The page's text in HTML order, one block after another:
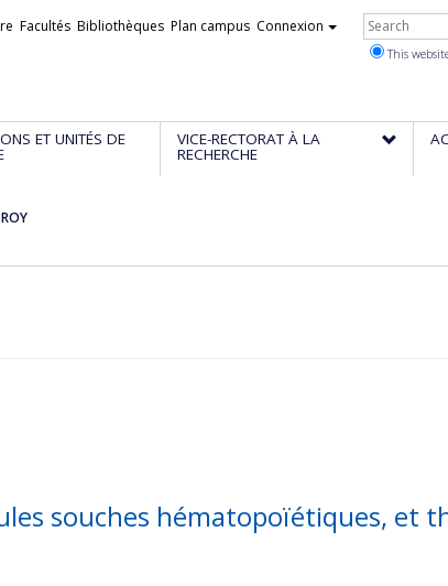
Facultés Bibliothèques Plan campus Connexion
This
ET UNITÉS DE VICE-RECTORAT À LA
RECHERCHE
souches hématopoïétiques, et